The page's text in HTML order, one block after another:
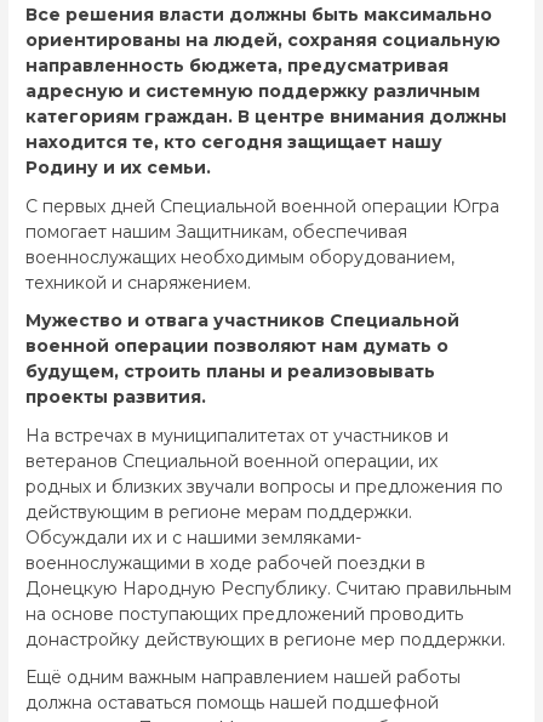
Все решения власти должны быть максимально
ориентированы на людей, сохраняя социальную
направленность бюджета, предусматривая
адресную и системную поддержку различным
категориям граждан. В центре внимания должны
находится те, кто сегодня защищает нашу
Родину и их семьи.
С первых дней Специальной военной операции Югра
помогает нашим Защитникам, обеспечивая
военнослужащих необходимым оборудованием,
техникой и снаряжением.
Мужество и отвага участников Специальной
военной операции позволяют нам думать о
будущем, строить планы и реализовывать
проекты развития.
На встречах в муниципалитетах от участников и
ветеранов Специальной военной операции, их
родных и близких звучали вопросы и предложения по
действующим в регионе мерам поддержки.
Обсуждали их и с нашими земляками-
военнослужащими в ходе рабочей поездки в
Донецкую Народную Республику. Считаю правильным
на основе поступающих предложений проводить
донастройку действующих в регионе мер поддержки.
Ещё одним важным направлением нашей работы
должна оставаться помощь нашей подшефной